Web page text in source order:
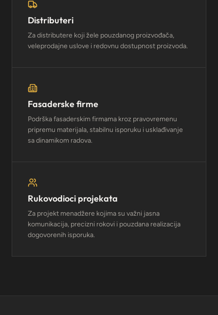
Distributeri
Za distributere koji žele pouzdanog proizvođača,
veleprodajne uslove i redovnu dostupnost proizvoda.
Fasaderske firme
Podrška fasaderskim firmama kroz pravovremenu
pripremu materijala, stabilnu isporuku i usklađivanje
sa dinamikom radova.
Rukovodioci projekata
Za projekt menadžere kojima su važni jasna
komunikacija, precizni rokovi i pouzdana realizacija
dogovorenih isporuka.